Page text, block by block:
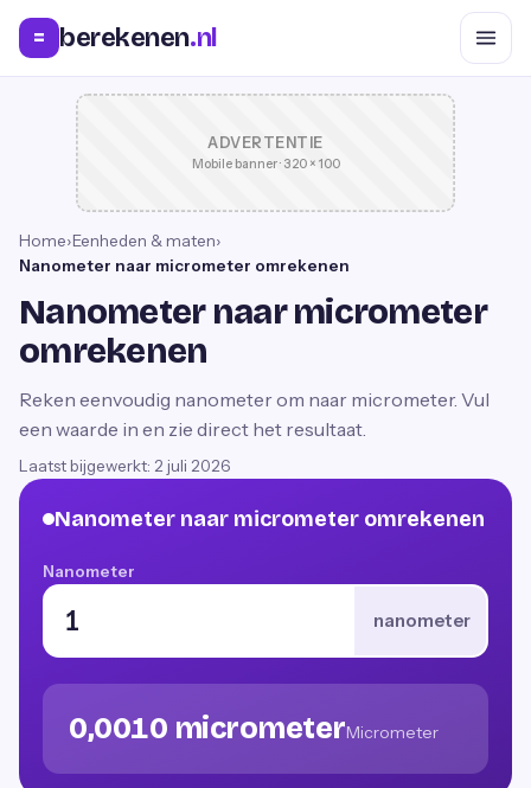
= berekenen.nl
ADVERTENTIE
Mobile banner · 320 × 100
Home›Eenheden & maten›
Nanometer naar micrometer omrekenen
Nanometer naar micrometer
omrekenen
Reken eenvoudig nanometer om naar micrometer. Vul
een waarde in en zie direct het resultaat.
Laatst bijgewerkt: 2 juli 2026
Nanometer naar micrometer omrekenen
Nanometer
nanometer
0,0010 micrometerMicrometer